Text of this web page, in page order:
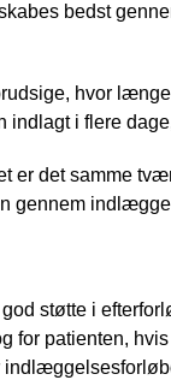
bedst
hvor
indlagt i flere
er det samme
gennem
støtte i
for patienten,